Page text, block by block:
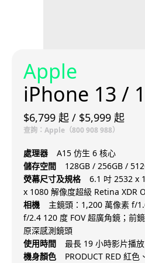
Apple
iPhone 13 /
$6,799 起 / $5,999 起
查詢：Apple（800 908 988）
處理器
A15 仿生 6 核心
儲存空間
128GB / 256GB /
熒幕尺寸及規格
6.1 吋 2532 x
x 1080 解像度超級 Retina XDR
相機
主鏡頭：1,200 萬像素 f/
f/2.4 120 度 FOV 超廣角鏡；前
原深感測鏡頭
使用時間
最長 19 小時影片播
機身顏色
PRODUCT RED 紅